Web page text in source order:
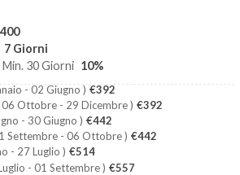
7 Giorni
30 Giorni 10%
- 02 Giugno ) €392
06 Ottobre - 29 Dicembre ) €392
- 30 Giugno ) €442
Settembre - 06 Ottobre ) €442
- 27 Luglio ) €514
- 01 Settembre ) €557